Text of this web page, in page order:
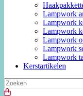
Lampwork
Lampwork
Lampwork
Lampwork
Lampwork
Lampwork
Kerstartikelen